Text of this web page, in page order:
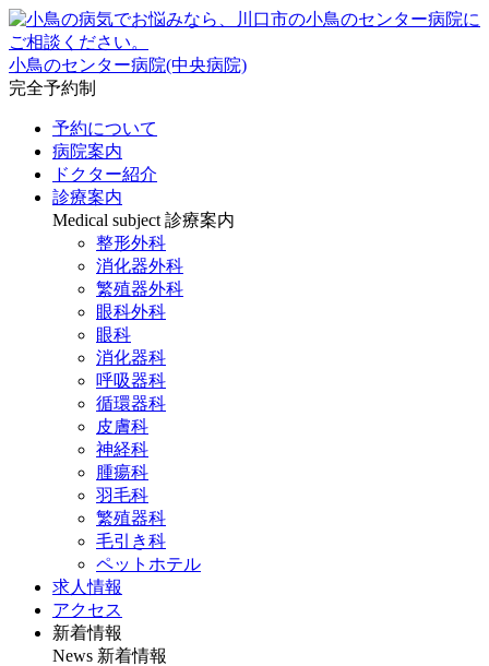
小鳥のセンター病院(中央病院)
完全予約制
予約について
病院案内
ドクター紹介
診療案内
Medical subject 診療案内
整形外科
消化器外科
繁殖器外科
眼科外科
眼科
消化器科
呼吸器科
循環器科
皮膚科
神経科
腫瘍科
羽毛科
繁殖器科
毛引き科
ペットホテル
求人情報
アクセス
新着情報
News 新着情報